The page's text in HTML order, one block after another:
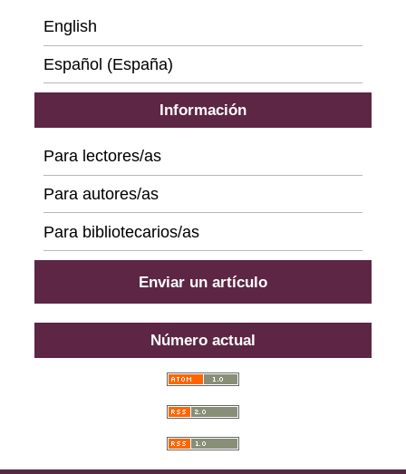
English
Español (España)
Información
Para lectores/as
Para autores/as
Para bibliotecarios/as
Enviar un artículo
Número actual